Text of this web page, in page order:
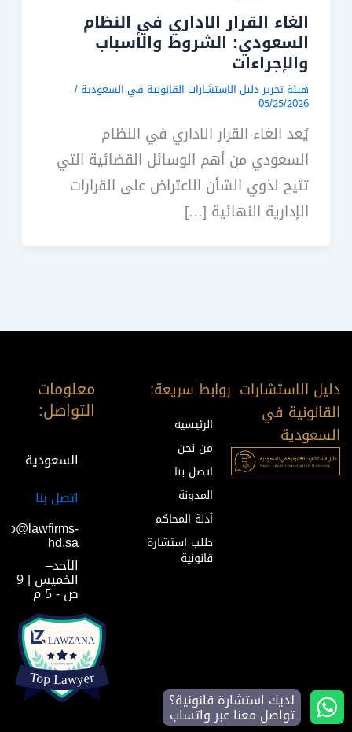
الغاء القرار الاداري في النظام
السعودي: الشروط والأسباب
والإجراءات
هيئة تحرير دليل الاستشارات القانونية في السعودية /
05/25/2026
يُعد الغاء القرار الاداري في النظام
السعودي من أهم الوسائل القضائية التي
تتيح لذوي الشأن الاعتراض على القرارات
الإدارية النهائية […]
دليل الاستشارات
القانونية في
السعودية
روابط سريعة:
الرئيسية
من نحن
اتصل بنا
المدونة
أدلة المحاكم
طلب استشارة
قانونية
معلومات
التواصل:
السعودية
اتصل بنا
hd.sa
الأحد–
الخميس | 9
ص - 5 م
لديك استشارة قانونية؟
تواصل معنا عبر واتساب